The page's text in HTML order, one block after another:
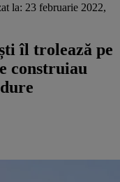
la: 23 februarie 2022,
îl trolează pe
construiau